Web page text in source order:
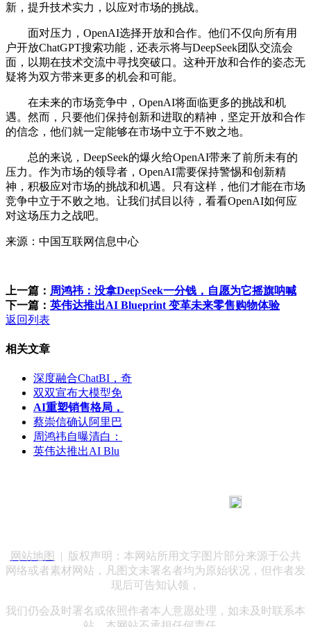
新，提升技术实力，以应对市场的挑战。
面对压力，OpenAI选择开放和合作。他们不仅向所有用
户开放ChatGPT搜索功能，还表示将与DeepSeek团队交流会
面，以期在技术交流中寻找突破口。这种开放和合作的姿态无
疑将为双方带来更多的机会和可能。
在未来的市场竞争中，OpenAI将面临更多的挑战和机
遇。然而，只要他们保持创新和进取的精神，坚定开放和合作
的信念，他们就一定能够在市场中立于不败之地。
总的来说，DeepSeek的爆火给OpenAI带来了前所未有的
压力。作为市场的领导者，OpenAI需要保持警惕和创新精
神，积极应对市场的挑战和机遇。只有这样，他们才能在市场
竞争中立于不败之地。让我们拭目以待，看看OpenAI如何应
对这场压力之战吧。
来源：中国互联网信息中心
上一篇： 周鸿祎：没拿DeepSeek一分钱，自愿为它摇旗呐喊
下一篇： 英伟达推出AI Blueprint 变革未来零售购物体验
返回列表
相关文章
深度融合ChatBI，奇
双双宣布大模型免
AI重塑销售格局，
蔡崇信确认阿里巴
周鸿祎自曝清白：
英伟达推出AI Blu
网站地图
| 版权声明：本网站所用文字图片部分来源于公共
网络或者素材网站，凡图文未署名者均为原始状况，但作者发
现后可告知认领，
我们仍会及时署名或依照作者本人意愿处理，如未及时联系本